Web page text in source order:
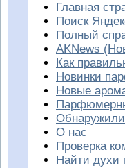
Главная
Поиск
Полный
AKNews
Как
Новинки
Новые
О нас
Проверка
Найти духи